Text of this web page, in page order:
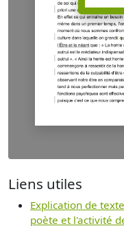
Liens utiles
Explication de
poète et l'activité